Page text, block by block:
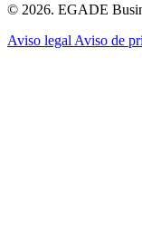
© 2026. EGADE
Aviso legal Aviso de